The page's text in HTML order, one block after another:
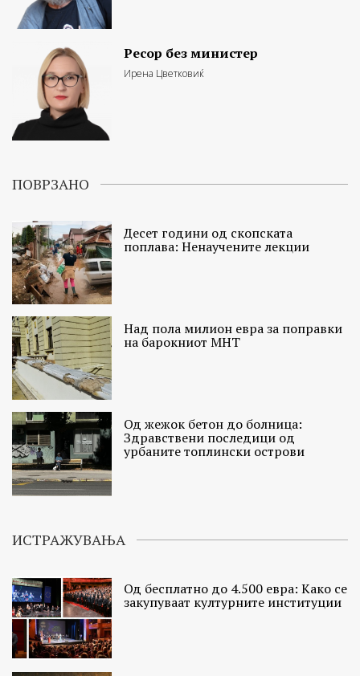
Ресор без министер
Ирена Цветковиќ
ПОВРЗАНО
Десет години од скопската
поплава: Ненаучените лекции
Над пола милион евра за поправки
на барокниот МНТ
Од жежок бетон до болница:
Здравствени последици од
урбаните топлински острови
ИСТРАЖУВАЊА
Од бесплатно до 4.500 евра: Како се
закупуваат културните институции